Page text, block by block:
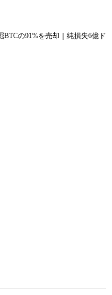
の91%を売却｜純損失6億ド